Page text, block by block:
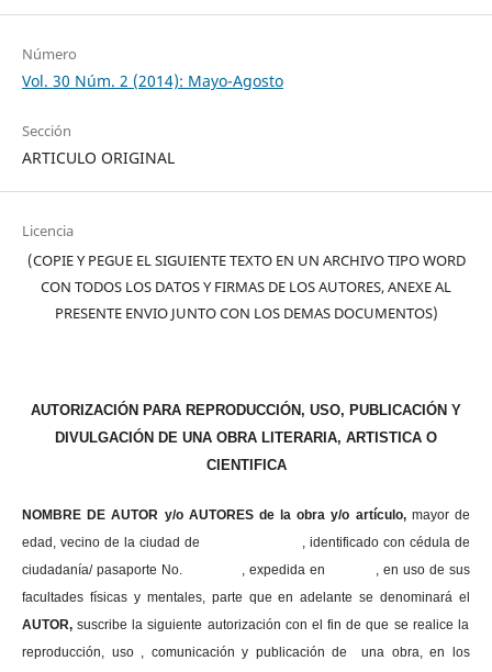
Número
Vol. 30 Núm. 2 (2014): Mayo-Agosto
Sección
ARTICULO ORIGINAL
Licencia
(COPIE Y PEGUE EL SIGUIENTE TEXTO EN UN ARCHIVO TIPO WORD
CON TODOS LOS DATOS Y FIRMAS DE LOS AUTORES, ANEXE AL
PRESENTE ENVIO JUNTO CON LOS DEMAS DOCUMENTOS)
AUTORIZACIÓN PARA REPRODUCCIÓN, USO, PUBLICACIÓN Y
DIVULGACIÓN DE UNA OBRA LITERARIA, ARTISTICA O
CIENTIFICA
NOMBRE DE AUTOR y/o AUTORES de la obra y/o artículo, mayor de
edad, vecino de la ciudad de , identificado con cédula de
ciudadanía/ pasaporte No. , expedida en , en uso de sus
facultades físicas y mentales, parte que en adelante se denominará el
AUTOR,suscribe la siguiente autorización con el fin de que se realice la
reproducción, uso , comunicación y publicación de una obra, en los